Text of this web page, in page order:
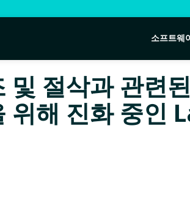
소프트웨
및 절삭과 관련
위해 진화 중인